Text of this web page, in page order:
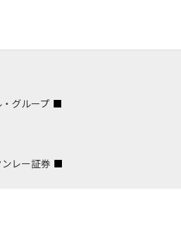
グループ
レー証券